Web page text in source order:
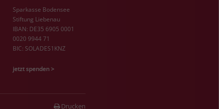
Sparkasse Bodensee
Stiftung Liebenau
IBAN: DE35 6905 0001
0020 9944 71
BIC: SOLADES1KNZ
jetzt spenden >
Drucken